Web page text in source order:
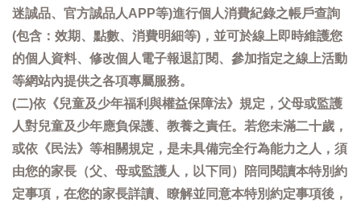
迷誠品、官方誠品人APP等)進行個人消費紀錄之帳戶查詢
(包含：效期、點數、消費明細等)，並可於線上即時維護您
的個人資料、修改個人電子報退訂閱、參加指定之線上活動
等網站內提供之各項專屬服務。
(二)依《兒童及少年福利與權益保障法》規定，父母或監護
人對兒童及少年應負保護、教養之責任。若您未滿二十歲，
或依《民法》等相關規定，是未具備完全行為能力之人，須
由您的家長（父、母或監護人，以下同）陪同閱讀本特別約
定事項，在您的家長詳讀、瞭解並同意本特別約定事項後，